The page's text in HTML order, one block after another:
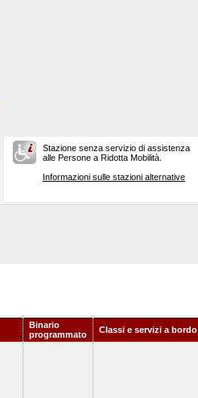
Stazione senza servizio di assistenza
alle Persone a Ridotta Mobilità.
Informazioni sulle stazioni alternative
Binario
programmato
Classi e servizi a bordo